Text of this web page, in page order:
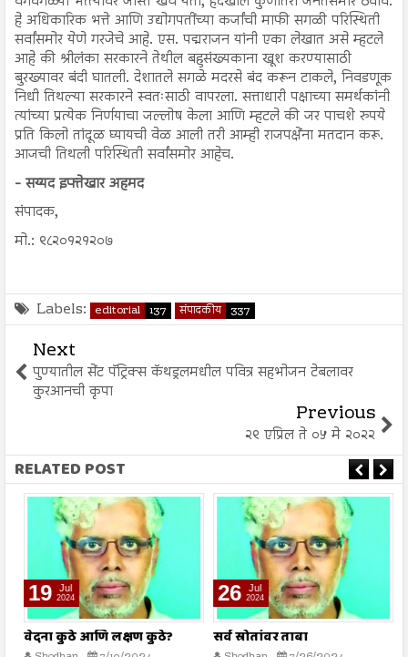
हे अधिकारिक भत्ते आणि उद्योगपतींच्या कर्जांची माफी सगळी परिस्थिती
सर्वांसमोर येणे गरजेचे आहे. एस. पद्मराजन यांनी एका लेखात असे म्हटले
आहे की श्रीलंका सरकारने तेथील बहुसंख्यकाना खूश करण्यासाठी
बुरख्यावर बंदी घातली. देशातले सगळे मदरसे बंद करून टाकले, निवडणूक
निधी तिथल्या सरकारने स्वतःसाठी वापरला. सत्ताधारी पक्षाच्या समर्थकांनी
त्यांच्या प्रत्येक निर्णयाचा जल्लोष केला आणि म्हटले की जर पाचशे रुपये
प्रति किलो तांदूळ घ्यायची वेळ आली तरी आम्ही राजपक्षेंना मतदान करू.
आजची तिथली परिस्थिती सर्वांसमोर आहेच.
- सय्यद इफ्तेखार अहमद
संपादक,
मो.: ९८२०१२१२०७
Labels: editorial 137 संपादकीय 337
Next
पुण्यातील सेंट पॅट्रिक्स कॅथड्रलमधील पवित्र सहभोजन टेबलावर
कुरआनची कृपा
Previous
२९ एप्रिल ते ०५ मे २०२२
RELATED POST
19 Jul
2024
वेदना कुठे आणि लक्षण कुठे?
26 Jul
2024
सर्व स्रोतांवर ताबा